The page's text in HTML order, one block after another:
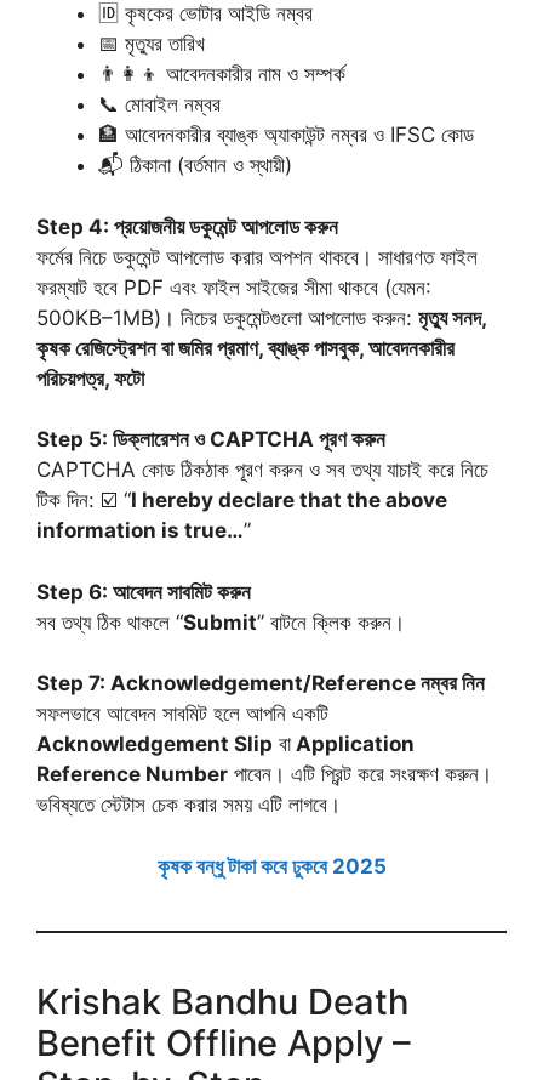
🆔 কৃষকের ভোটার আইডি নম্বর
📅 মৃত্যুর তারিখ
👨‍👩‍👦 আবেদনকারীর নাম ও সম্পর্ক
📞 মোবাইল নম্বর
🏦 আবেদনকারীর ব্যাঙ্ক অ্যাকাউন্ট নম্বর ও IFSC কোড
📬 ঠিকানা (বর্তমান ও স্থায়ী)
Step 4: প্রয়োজনীয় ডকুমেন্ট আপলোড করুন
ফর্মের নিচে ডকুমেন্ট আপলোড করার অপশন থাকবে। সাধারণত ফাইল
ফরম্যাট হবে PDF এবং ফাইল সাইজের সীমা থাকবে (যেমন:
500KB–1MB)। নিচের ডকুমেন্টগুলো আপলোড করুন: মৃত্যু সনদ,
কৃষক রেজিস্ট্রেশন বা জমির প্রমাণ, ব্যাঙ্ক পাসবুক, আবেদনকারীর
পরিচয়পত্র, ফটো
Step 5: ডিক্লারেশন ও CAPTCHA পূরণ করুন
CAPTCHA কোড ঠিকঠাক পূরণ করুন ও সব তথ্য যাচাই করে নিচে
টিক দিন: ☑️ “I hereby declare that the above
information is true…”
Step 6: আবেদন সাবমিট করুন
সব তথ্য ঠিক থাকলে “Submit” বাটনে ক্লিক করুন।
Step 7: Acknowledgement/Reference নম্বর নিন
সফলভাবে আবেদন সাবমিট হলে আপনি একটি
Acknowledgement Slip বাApplication
Reference Number পাবেন। এটি প্রিন্ট করে সংরক্ষণ করুন।
ভবিষ্যতে স্টেটাস চেক করার সময় এটি লাগবে।
কৃষক বন্ধু টাকা কবে ঢুকবে 2025
Krishak Bandhu Death
Benefit Offline Apply –